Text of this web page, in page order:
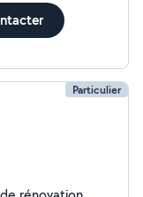
Particulier